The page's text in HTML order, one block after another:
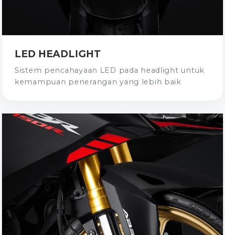
LED HEADLIGHT
Sistem pencahayaan LED pada headlight untuk
kemampuan penerangan yang lebih baik